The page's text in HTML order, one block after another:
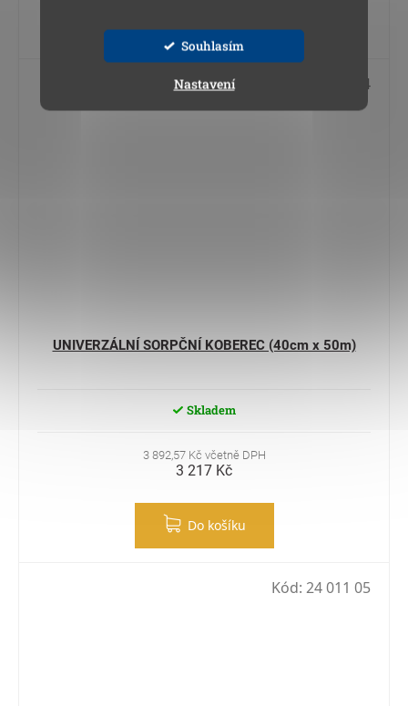
Souhlasím
Nastavení
UNIVERZÁLNÍ SORPČNÍ KOBEREC (40cm x 50m)
Skladem
3 892,57 Kč včetně DPH
3 217 Kč
Do košíku
24 011 04
Kód: 24 011 05